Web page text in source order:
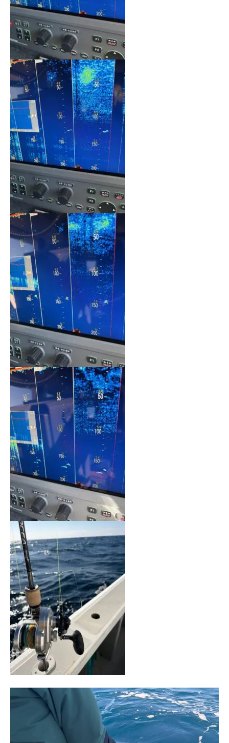
動
画